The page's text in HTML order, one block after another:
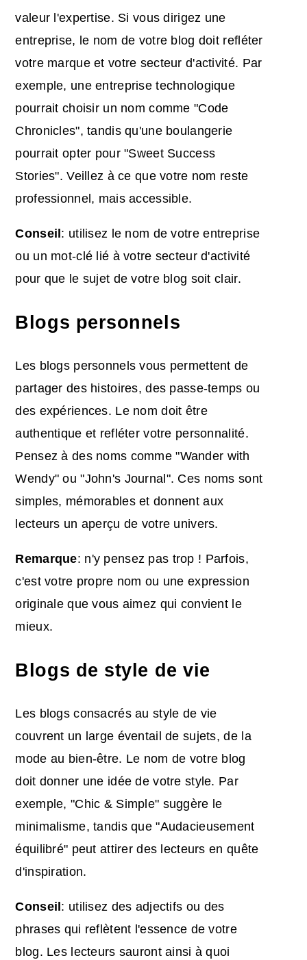
valeur l'expertise. Si vous dirigez une
entreprise, le nom de votre blog doit refléter
votre marque et votre secteur d'activité. Par
exemple, une entreprise technologique
pourrait choisir un nom comme "Code
Chronicles", tandis qu'une boulangerie
pourrait opter pour "Sweet Success
Stories". Veillez à ce que votre nom reste
professionnel, mais accessible.
Conseil : utilisez le nom de votre entreprise
ou un mot-clé lié à votre secteur d'activité
pour que le sujet de votre blog soit clair.
Blogs personnels
Les blogs personnels vous permettent de
partager des histoires, des passe-temps ou
des expériences. Le nom doit être
authentique et refléter votre personnalité.
Pensez à des noms comme "Wander with
Wendy" ou "John's Journal". Ces noms sont
simples, mémorables et donnent aux
lecteurs un aperçu de votre univers.
Remarque: n'y pensez pas trop ! Parfois,
c'est votre propre nom ou une expression
originale que vous aimez qui convient le
mieux.
Blogs de style de vie
Les blogs consacrés au style de vie
couvrent un large éventail de sujets, de la
mode au bien-être. Le nom de votre blog
doit donner une idée de votre style. Par
exemple, "Chic & Simple" suggère le
minimalisme, tandis que "Audacieusement
équilibré" peut attirer des lecteurs en quête
d'inspiration.
Conseil : utilisez des adjectifs ou des
phrases qui reflètent l'essence de votre
blog. Les lecteurs sauront ainsi à quoi